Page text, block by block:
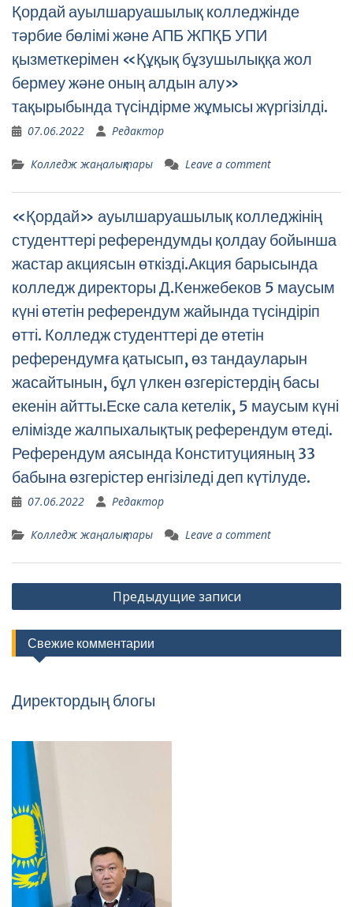
Қордай ауылшаруашылық колледжінде
тәрбие бөлімі және АПБ ЖПҚБ УПИ
қызметкерімен «Құқық бұзушылыққа жол
бермеу және оның алдын алу»
тақырыбында түсіндірме жұмысы жүргізілді.
07.06.2022 Редактор
Колледж жаңалықтары Leave a comment
«Қордай» ауылшаруашылық колледжінің
студенттері референдумды қолдау бойынша
жастар акциясын өткізді.Акция барысында
колледж директоры Д.Кенжебеков 5 маусым
күні өтетін референдум жайында түсіндіріп
өтті. Колледж студенттері де өтетін
референдумға қатысып, өз тандауларын
жасайтынын, бұл үлкен өзгерістердің басы
екенін айтты.Еске сала кетелік, 5 маусым күні
елімізде жалпыхалықтық референдум өтеді.
Референдум аясында Конституцияның 33
бабына өзгерістер енгізіледі деп күтілуде.
07.06.2022 Редактор
Колледж жаңалықтары Leave a comment
Навигация
по
записям
Предыдущие записи
Свежие комментарии
Директордың блогы